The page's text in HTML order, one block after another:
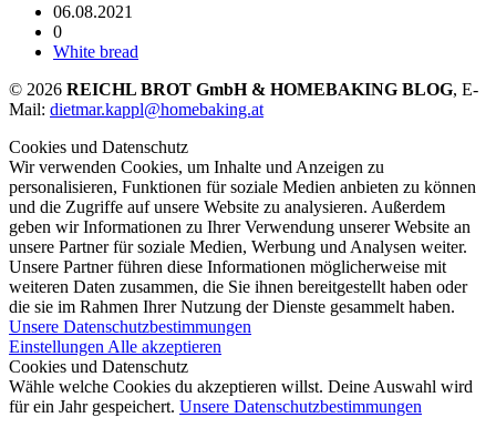
06.08.2021
0
White bread
© 2026 REICHL BROT GmbH & HOMEBAKING BLOG, E-
Mail: dietmar.kappl@homebaking.at
Cookies und Datenschutz
Wir verwenden Cookies, um Inhalte und Anzeigen zu
personalisieren, Funktionen für soziale Medien anbieten zu können
und die Zugriffe auf unsere Website zu analysieren. Außerdem
geben wir Informationen zu Ihrer Verwendung unserer Website an
unsere Partner für soziale Medien, Werbung und Analysen weiter.
Unsere Partner führen diese Informationen möglicherweise mit
weiteren Daten zusammen, die Sie ihnen bereitgestellt haben oder
die sie im Rahmen Ihrer Nutzung der Dienste gesammelt haben.
Unsere Datenschutzbestimmungen
Einstellungen Alle akzeptieren
Cookies und Datenschutz
Wähle welche Cookies du akzeptieren willst. Deine Auswahl wird
für ein Jahr gespeichert. Unsere Datenschutzbestimmungen